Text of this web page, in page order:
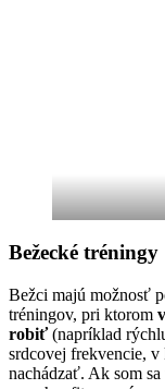
Bežecké tréningy
Bežci majú možnosť
tréningov, pri ktorom
robiť(napríklad
srdcovej frekvencie, v
nachádzať. Ak som